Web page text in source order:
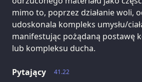
mimo to, poprzez działanie woli,
udoskonala kompleks umysłu/
manifestując pożądaną postawę
lub kompleksu ducha.
41.22
Pytający